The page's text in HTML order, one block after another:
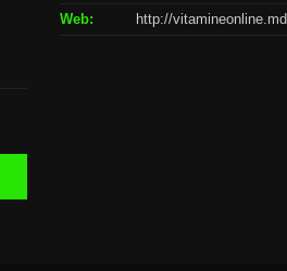
Web:
http://vitamineonline.md